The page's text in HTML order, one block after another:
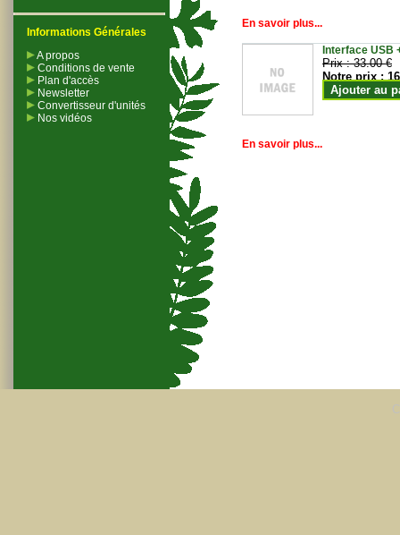
Informations Générales
A propos
Conditions de vente
Plan d'accès
Newsletter
Convertisseur d'unités
Nos vidéos
En savoir plus...
Interface USB
Prix :33.00 €
Notre prix :
Ajouter au
En savoir plus...